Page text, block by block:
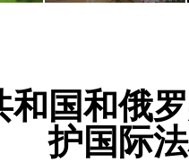
和国和俄
护国际